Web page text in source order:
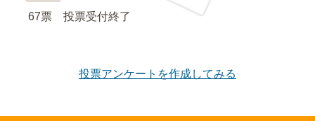
67票 投票受付終了
投票アンケートを作成してみる